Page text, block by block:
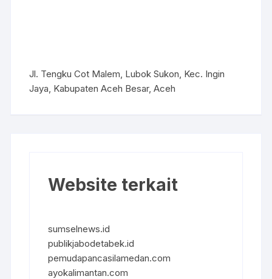
Jl. Tengku Cot Malem, Lubok Sukon, Kec. Ingin
Jaya, Kabupaten Aceh Besar, Aceh
Website terkait
sumselnews.id
publikjabodetabek.id
pemudapancasilamedan.com
ayokalimantan.com